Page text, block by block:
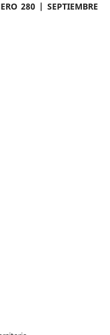
280 | SEPTIEMBRE